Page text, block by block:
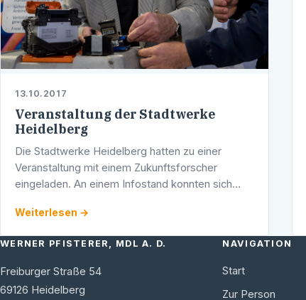
13.10.2017
Veranstaltung der Stadtwerke
Heidelberg
Die Stadtwerke Heidelberg hatten zu einer
Veranstaltung mit einem Zukunftsforscher
eingeladen. An einem Infostand konnten sich
extrem dünnen Draht eines Glasfaserkabels …
Weiterlesen →
WERNER PFISTERER, MDL A. D.
Freiburger Straße 54
69126 Heidelberg
NAVIGATION
Start
Zur Person